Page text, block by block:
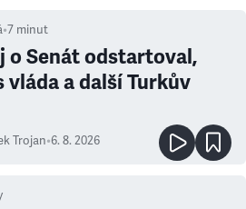
•7 minut
o Senát odstartoval,
vláda a další Turkův
Trojan•6. 8. 2026